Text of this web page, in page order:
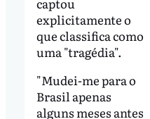
explicitamente o
que classifica como
uma "tragédia".
"Mudei-me para o
Brasil apenas
alguns meses antes